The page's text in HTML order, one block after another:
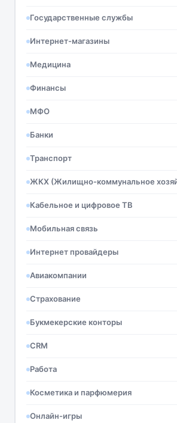
Государственные службы
Интернет-магазины
Медицина
Финансы
МФО
Банки
Транспорт
ЖКХ (Жилищно-коммунальное
Кабельное и цифровое ТВ
Мобильная связь
Интернет провайдеры
Авиакомпании
Страхование
Букмекерские конторы
CRM
Работа
Косметика и парфюмерия
Онлайн-игры